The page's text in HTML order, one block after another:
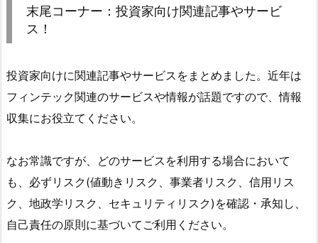
末尾コーナー：投資家向け関連記事やサービ
ス！
投資家向けに関連記事やサービスをまとめました。近年は
フィンテック関連のサービスや情報が話題ですので、情報
収集にお役立てください。
なお常識ですが、どのサービスを利用する場合において
も、必ずリスク(値動きリスク、事業者リスク、信用リス
ク、地政学リスク、セキュリティリスク)を確認・承知し、
自己責任の原則に基づいてご利用ください。